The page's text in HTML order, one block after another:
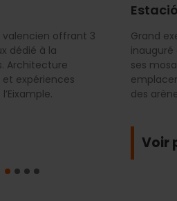
valencien offrant 3
dédié à la
Architecture
expériences
Grand
inauguré
ses
des
Voir